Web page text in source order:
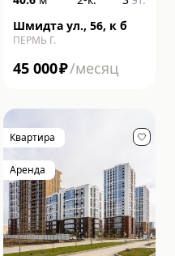
Шмидта ул., 56, к б
ПЕРМЬ Г.
45 000₽/месяц
Квартира
Аренда